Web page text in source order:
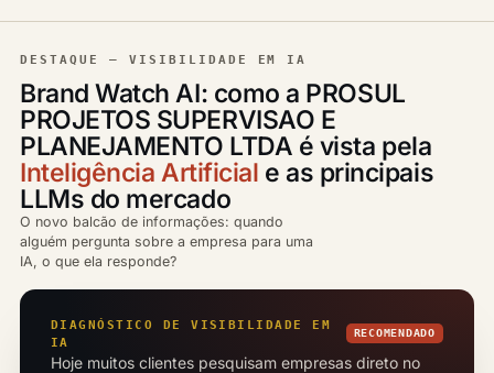
DESTAQUE — VISIBILIDADE EM IA
Brand Watch AI: como a PROSUL
PROJETOS SUPERVISAO E
PLANEJAMENTO LTDA é vista pela
Inteligência Artificial e as principais
LLMs do mercado
O novo balcão de informações: quando
alguém pergunta sobre a empresa para uma
IA, o que ela responde?
DIAGNÓSTICO DE VISIBILIDADE EM
IA
RECOMENDADO
Hoje muitos clientes pesquisam empresas direto no